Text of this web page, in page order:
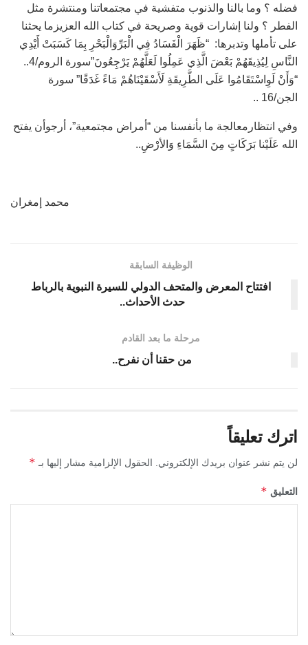
فضله ؟ وما بالنا والذنوب متفشية في مجتمعاتنا ومنتشرة مثل
الفطر ؟ ولنا إشارات قوية وصريحة في كتاب الله العزيزما يحثنا
على تأملها وتدبرها: “ظَهَرَ الْفَسَادُ فِي الْبَرِّوَالْبَحْرِ بِمَا كَسَبَتْ أَيْدِي
النَّاسِ لِيُذِيقَهُمْ بَعْضَ الَّذِي عَمِلُوا لَعَلَّهُمْ يَرْجِعُونَ”سورة الروم/4..
“وَأَنْ لَوِاسْتَقَامُوا عَلَى الطَّرِيقَةِ لَأَسْقَيْنَاهُمْ مَاءً غَدَقًا” سورة
الجن/16 ..
وفي انتظارمعالجة ما بأنفسنا من “أمراض مجتمعية”، أرجوأن يفتح
الله عَلَيْنا بَرَكَاتٍ مِنَ السَّمَاءِ وَالأرْضِ..
محمد إمغران
الوظيفة السابقة
افتتاح المعرض والمتحف الدولي للسيرة النبوية بالرباط
حدث الأحداث..
مرحلة ما بعد القادم
من حقنا أن نفرح..
اترك تعليقاً
لن يتم نشر عنوان بريدك الإلكتروني. الحقول الإلزامية مشار إليها بـ *
التعليق *